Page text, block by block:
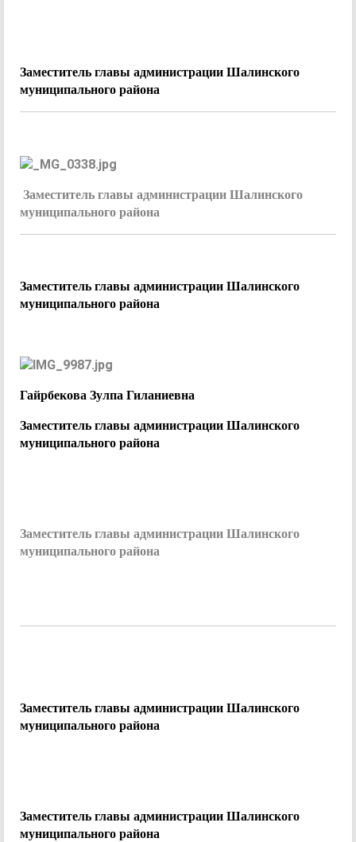
Заместитель главы администрации Шалинского
муниципального района
Заместитель главы администрации Шалинского
муниципального района
Заместитель главы администрации Шалинского
муниципального района
Гайрбекова Зулпа Гиланиевна
Заместитель главы администрации Шалинского
муниципального района
Заместитель главы администрации Шалинского
муниципального района
Заместитель главы администрации Шалинского
муниципального района
Заместитель главы администрации Шалинского
муниципального района